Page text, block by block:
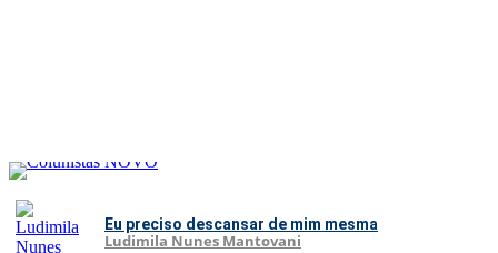
Eu preciso descansar de mim mesma
Ludimila Nunes Mantovani